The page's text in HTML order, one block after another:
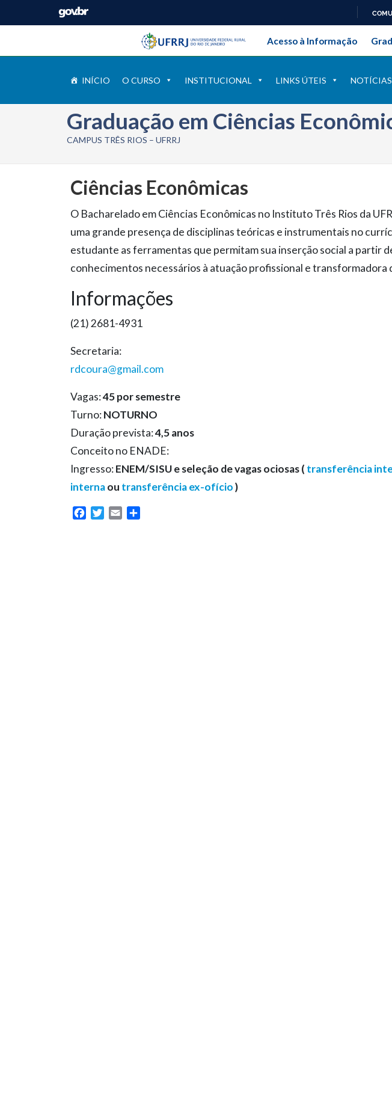
Pular barra institucional
Barra institucional da
Acesso à Informação
INÍCIO O CURSO INSTITUCIONAL LINKS ÚTEIS NOTÍCIAS
Graduação em Ciências
CAMPUS TRÊS RIOS – UFRRJ
Ciências Econômicas
O Bacharelado em Ciências Econômicas no Instituto Três Rios da
uma grande presença de disciplinas teóricas e instrumentais no
estudante as ferramentas que permitam sua inserção social a partir
conhecimentos necessários à atuação profissional e
Informações
(21) 2681-4931
Secretaria:
rdcoura@gmail.com
Vagas:45 por semestre
Turno:NOTURNO
Duração prevista:4,5 anos
Conceito no ENADE:
Ingresso:ENEM/SISU e seleção de vagas ociosas ( transferência
internaou transferência ex-ofício)
FacebookTwitter
Email